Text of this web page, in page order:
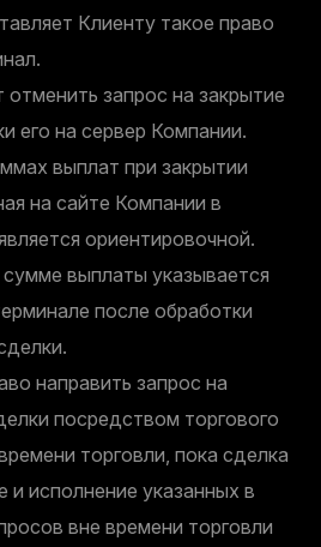
Клиенту такое право
запрос на закрытие
его на сервер Компании.
выплат при закрытии
на сайте Компании в
ориентировочной.
выплаты указывается
после обработки
направить запрос на
посредством торгового
торговли, пока сделка
и исполнение указанных в
вне времени торговли